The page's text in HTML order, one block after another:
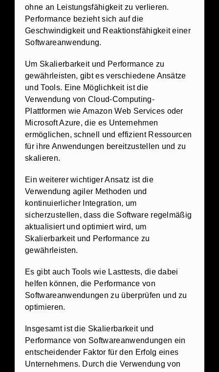
ohne an Leistungsfähigkeit zu verlieren.
Performance bezieht sich auf die
Geschwindigkeit und Reaktionsfähigkeit einer
Softwareanwendung.
Um Skalierbarkeit und Performance zu
gewährleisten, gibt es verschiedene Ansätze
und Tools. Eine Möglichkeit ist die
Verwendung von Cloud-Computing-
Plattformen wie Amazon Web Services oder
Microsoft Azure, die es Unternehmen
ermöglichen, schnell und effizient Ressourcen
für ihre Anwendungen bereitzustellen und zu
skalieren.
Ein weiterer wichtiger Ansatz ist die
Verwendung agiler Methoden und
kontinuierlicher Integration, um
sicherzustellen, dass die Software regelmäßig
aktualisiert und optimiert wird, um
Skalierbarkeit und Performance zu
gewährleisten.
Es gibt auch Tools wie Lasttests, die dabei
helfen können, die Performance von
Softwareanwendungen zu überprüfen und zu
optimieren.
Insgesamt ist die Skalierbarkeit und
Performance von Softwareanwendungen ein
entscheidender Faktor für den Erfolg eines
Unternehmens. Durch die Verwendung von